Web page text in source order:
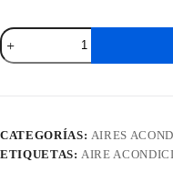
Aire
Acondicionado
Enxuta
CATEGORÍAS: AIRES
ETIQUETAS: AIRE